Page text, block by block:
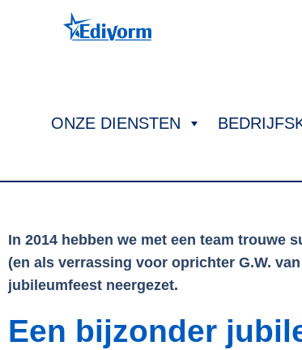
ONZE DIENSTEN
In 2014 hebben we met een team trouwe
(en als verrassing voor oprichter G.W.
jubileumfeest neergezet.
Een bijzonder